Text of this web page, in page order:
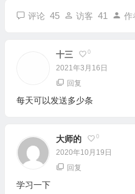
评论 45 访客 41 作
十三 0
2021年3月16日
回复
每天可以发送多少条
大师的 0
2020年10月19日
回复
学习一下